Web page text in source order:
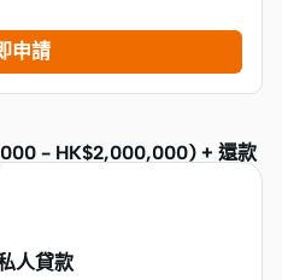
申請
- HK$2,000,000) + 還款
賞！
人貸款